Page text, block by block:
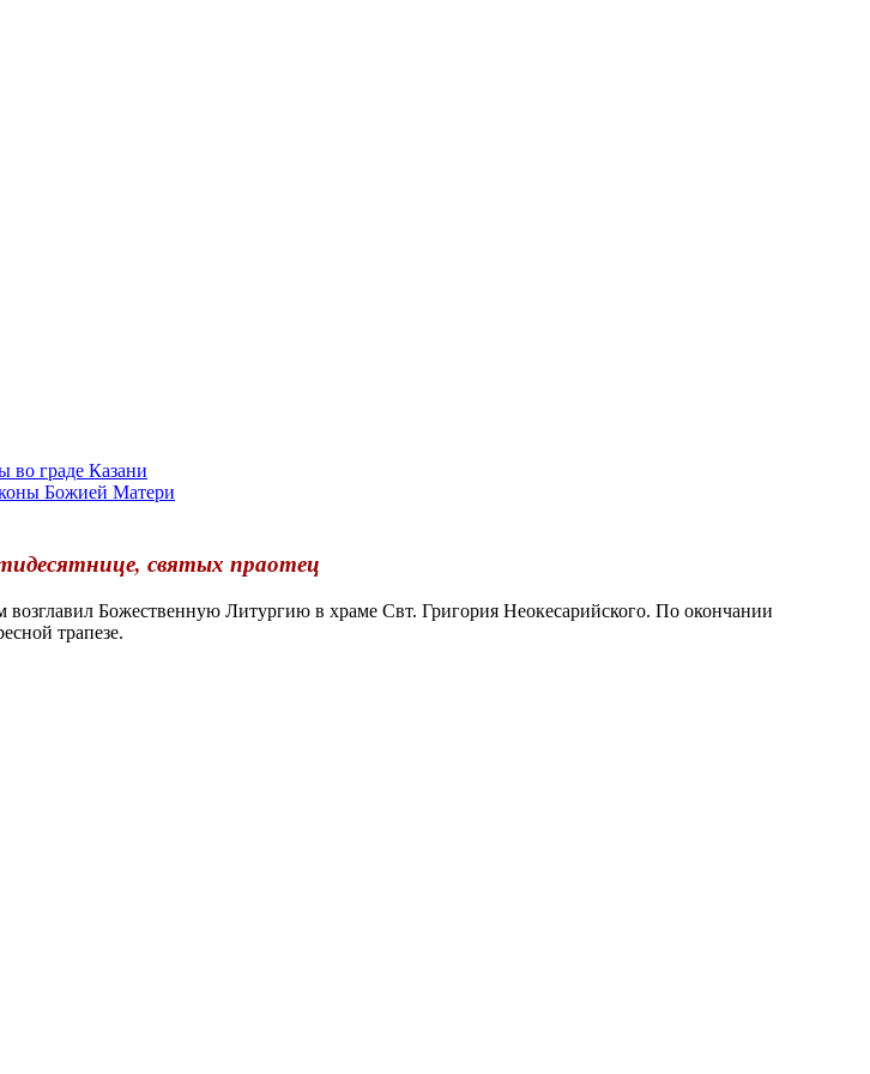
во граде Казани
Божией Матери
святых праотец
Божественную Литургию в храме Свт. Григория Неокесарийского. По окончании
трапезе.